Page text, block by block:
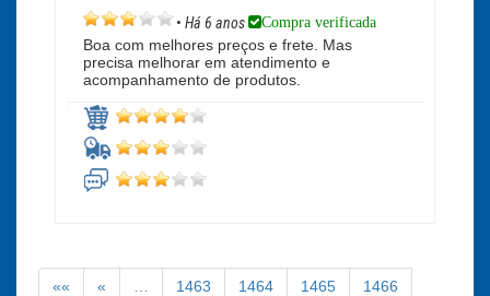
• Há 6 anos Compra verificada
Boa com melhores preços e frete. Mas
precisa melhorar em atendimento e
acompanhamento de produtos.
«« « 1463 1464 1465 1466